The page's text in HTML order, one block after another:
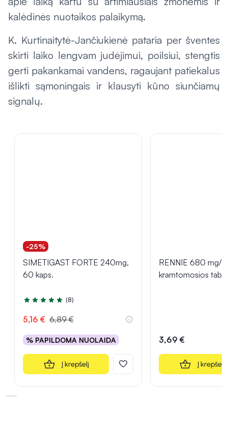
kalėdinės nuotaikos palaikymą.
K. Kurtinaitytė-Jančiukienė pataria per šventes
skirti laiko lengvam judėjimui, poilsiui, stengtis
gerti pakankamai vandens, ragaujant patiekalus
išlikti sąmoningais ir klausyti kūno siunčiamų
signalų.
-25%
SIMETIGAST FORTE 240mg,
60 kaps.
Įvertinimas 5.0 iš 5
(8)
5,16 € 6,89 €
% PAPILDOMA NUOLAIDA
Į krepšelį
RENNIE 680 mg/
kramtomosios
3,69 €
Į krepšelį